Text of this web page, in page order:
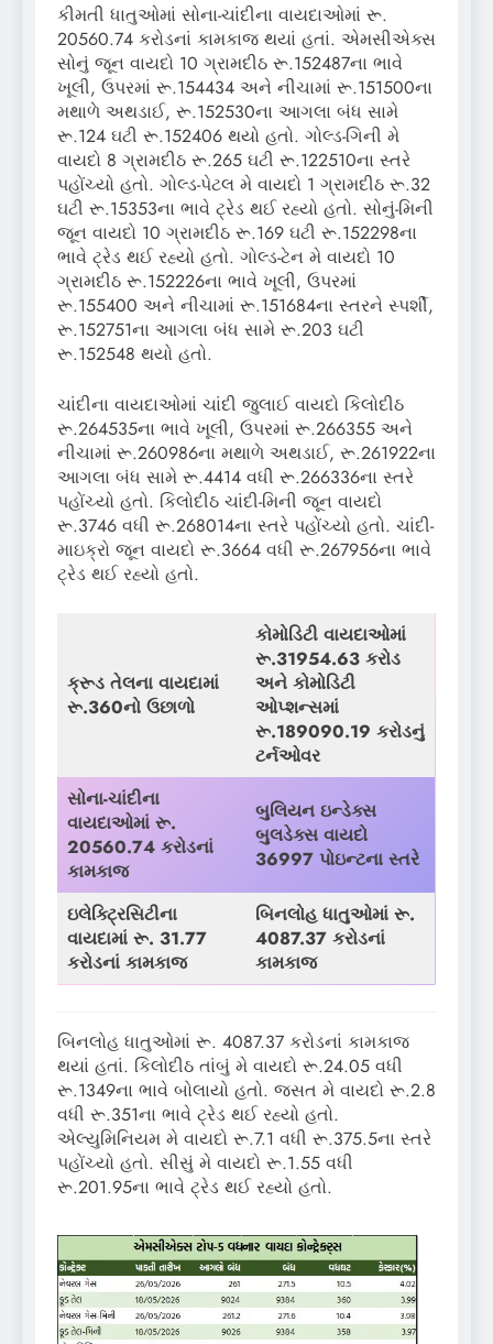
કીમતી ધાતુઓમાં સોના-ચાંદીના વાયદાઓમાં રૂ.
20560.74 કરોડનાં કામકાજ થયાં હતાં. એમસીએક્સ
સોનું જૂન વાયદો 10 ગ્રામદીઠ રૂ.152487ના ભાવે
ખૂલી, ઉપરમાં રૂ.154434 અને નીચામાં રૂ.151500ના
મથાળે અથડાઈ, રૂ.152530ના આગલા બંધ સામે
રૂ.124 ઘટી રૂ.152406 થયો હતો. ગોલ્ડ-ગિની મે
વાયદો 8 ગ્રામદીઠ રૂ.265 ઘટી રૂ.122510ના સ્તરે
પહોંચ્યો હતો. ગોલ્ડ-પેટલ મે વાયદો 1 ગ્રામદીઠ રૂ.32
ઘટી રૂ.15353ના ભાવે ટ્રેડ થઈ રહ્યો હતો. સોનું-મિની
જૂન વાયદો 10 ગ્રામદીઠ રૂ.169 ઘટી રૂ.152298ના
ભાવે ટ્રેડ થઈ રહ્યો હતો. ગોલ્ડ-ટેન મે વાયદો 10
ગ્રામદીઠ રૂ.152226ના ભાવે ખૂલી, ઉપરમાં
રૂ.155400 અને નીચામાં રૂ.151684ના સ્તરને સ્પર્શી,
રૂ.152751ના આગલા બંધ સામે રૂ.203 ઘટી
રૂ.152548 થયો હતો.
ચાંદીના વાયદાઓમાં ચાંદી જુલાઈ વાયદો કિલોદીઠ
રૂ.264535ના ભાવે ખૂલી, ઉપરમાં રૂ.266355 અને
નીચામાં રૂ.260986ના મથાળે અથડાઈ, રૂ.261922ના
આગલા બંધ સામે રૂ.4414 વધી રૂ.266336ના સ્તરે
પહોંચ્યો હતો. કિલોદીઠ ચાંદી-મિની જૂન વાયદો
રૂ.3746 વધી રૂ.268014ના સ્તરે પહોંચ્યો હતો. ચાંદી-
માઇક્રો જૂન વાયદો રૂ.3664 વધી રૂ.267956ના ભાવે
ટ્રેડ થઈ રહ્યો હતો.
ક્રૂડ તેલના વાયદામાં
રૂ.360નો ઉછાળો
કોમોડિટી વાયદાઓમાં
રૂ.31954.63 કરોડ
અને કોમોડિટી
ઓપ્શન્સમાં
રૂ.189090.19 કરોડનું
ટર્નઓવર
સોના-ચાંદીના
વાયદાઓમાં રૂ.
20560.74 કરોડનાં
કામકાજ
બુલિયન ઇન્ડેક્સ
બુલડેક્સ વાયદો
36997 પોઇન્ટના સ્તરે
ઇલેક્ટ્રિસિટીના
વાયદામાં રૂ. 31.77
કરોડનાં કામકાજ
બિનલોહ ધાતુઓમાં રૂ.
4087.37 કરોડનાં
કામકાજ
બિનલોહ ધાતુઓમાં રૂ. 4087.37 કરોડનાં કામકાજ
થયાં હતાં. કિલોદીઠ તાંબું મે વાયદો રૂ.24.05 વધી
રૂ.1349ના ભાવે બોલાયો હતો. જસત મે વાયદો રૂ.2.8
વધી રૂ.351ના ભાવે ટ્રેડ થઈ રહ્યો હતો.
એલ્યુમિનિયમ મે વાયદો રૂ.7.1 વધી રૂ.375.5ના સ્તરે
પહોંચ્યો હતો. સીસું મે વાયદો રૂ.1.55 વધી
રૂ.201.95ના ભાવે ટ્રેડ થઈ રહ્યો હતો.